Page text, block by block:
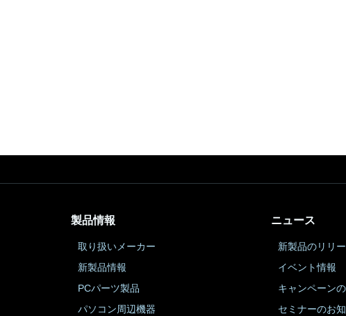
製品情報
取り扱いメーカー
新製品情報
PCパーツ製品
パソコン周辺機器
ニュース
新製品のリリ
イベント情報
キャンペーン
セミナーのお